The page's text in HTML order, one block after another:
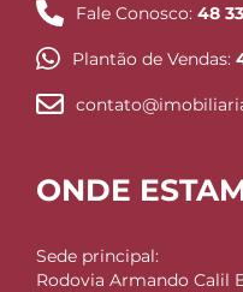
Fale Conosco: 48
Plantão de Vendas:
ONDE
Sede principal:
Rodovia Armando Calil